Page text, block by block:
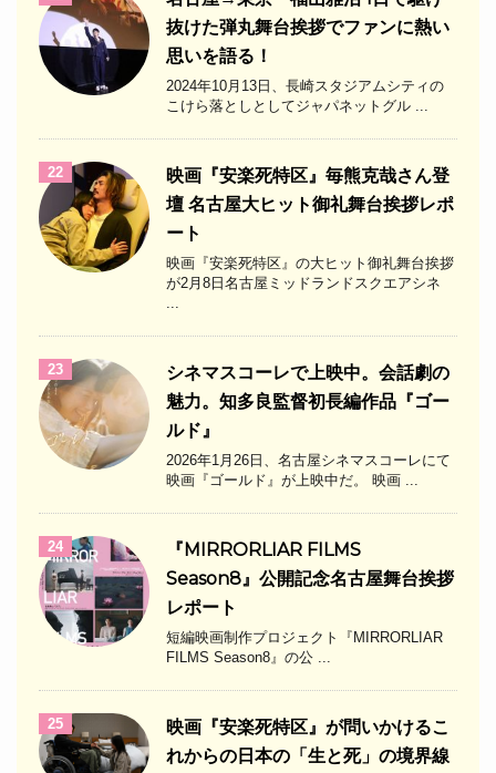
抜けた弾丸舞台挨拶でファンに熱い
思いを語る！
2024年10月13日、長崎スタジアムシティの
こけら落としとしてジャパネットグル ...
22
映画『安楽死特区』毎熊克哉さん登
壇 名古屋大ヒット御礼舞台挨拶レポ
ート
映画『安楽死特区』の大ヒット御礼舞台挨拶
が2月8日名古屋ミッドランドスクエアシネ
...
23
シネマスコーレで上映中。会話劇の
魅力。知多良監督初長編作品『ゴー
ルド』
2026年1月26日、名古屋シネマスコーレにて
映画『ゴールド』が上映中だ。 映画 ...
24
『MIRRORLIAR FILMS
Season8』公開記念名古屋舞台挨拶
レポート
短編映画制作プロジェクト『MIRRORLIAR
FILMS Season8』の公 ...
25
映画『安楽死特区』が問いかけるこ
れからの日本の「生と死」の境界線